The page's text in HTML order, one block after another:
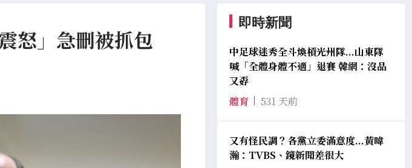
怒」急刪被抓包
即時新聞
中足球迷秀全斗煥槓光州隊...山東隊
喊「全體身體不適」退賽 韓網：沒品
又孬
體育
531 天前
又有怪民調？各黨立委滿意度...黃暐
瀚：TVBS、鏡新聞差很大